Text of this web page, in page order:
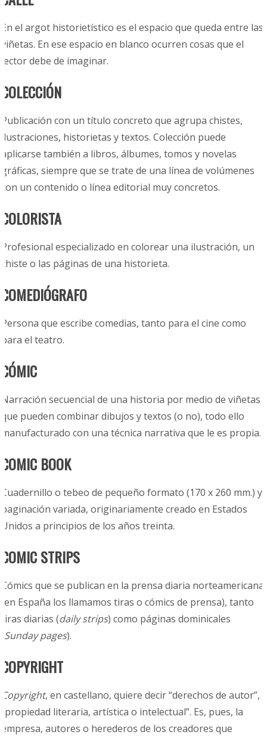
En el argot historietístico es el espacio que queda entre las
viñetas. En ese espacio en blanco ocurren cosas que el
lector debe de imaginar.
COLECCIÓN
Publicación con un título concreto que agrupa chistes,
ilustraciones, historietas y textos. Colección puede
aplicarse también a libros, álbumes, tomos y novelas
gráficas, siempre que se trate de una línea de volúmenes
con un contenido o línea editorial muy concretos.
COLORISTA
Profesional especializado en colorear una ilustración, un
chiste o las páginas de una historieta.
COMEDIÓGRAFO
Persona que escribe comedias, tanto para el cine como
para el teatro.
CÓMIC
Narración secuencial de una historia por medio de viñetas
que pueden combinar dibujos y textos (o no), todo ello
manufacturado con una técnica narrativa que le es propia.
COMIC BOOK
Cuadernillo o tebeo de pequeño formato (170 x 260 mm.) y
paginación variada, originariamente creado en Estados
Unidos a principios de los años treinta.
COMIC STRIPS
Cómics que se publican en la prensa diaria norteamericana
(en España los llamamos tiras o cómics de prensa), tanto
tiras diarias (daily strips) como páginas dominicales
Sunday pages).
COPYRIGHT
Copyright, en castellano, quiere decir “derechos de autor”,
“propiedad literaria, artística o intelectual”. Es, pues, la
empresa, autores o herederos de los creadores que